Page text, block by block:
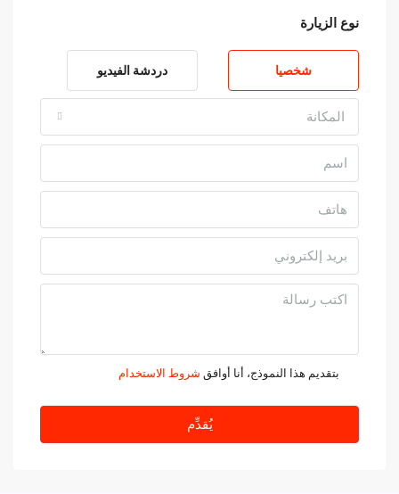
نوع الزيارة
شخصيا دردشة الفيديو
المكانة
بتقديم هذا النموذج، أنا أوافق شروط الاستخدام
يُقدِّم